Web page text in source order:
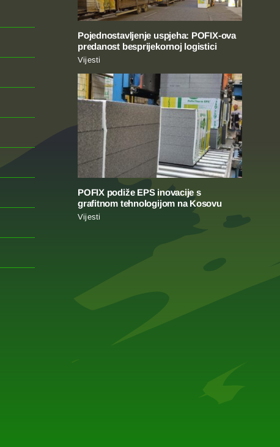
Pojednostavljenje uspjeha: POFIX-ova
predanost besprijekornoj logistici
Vijesti
POFIX podiže EPS inovacije s
grafitnom tehnologijom na Kosovu
Vijesti